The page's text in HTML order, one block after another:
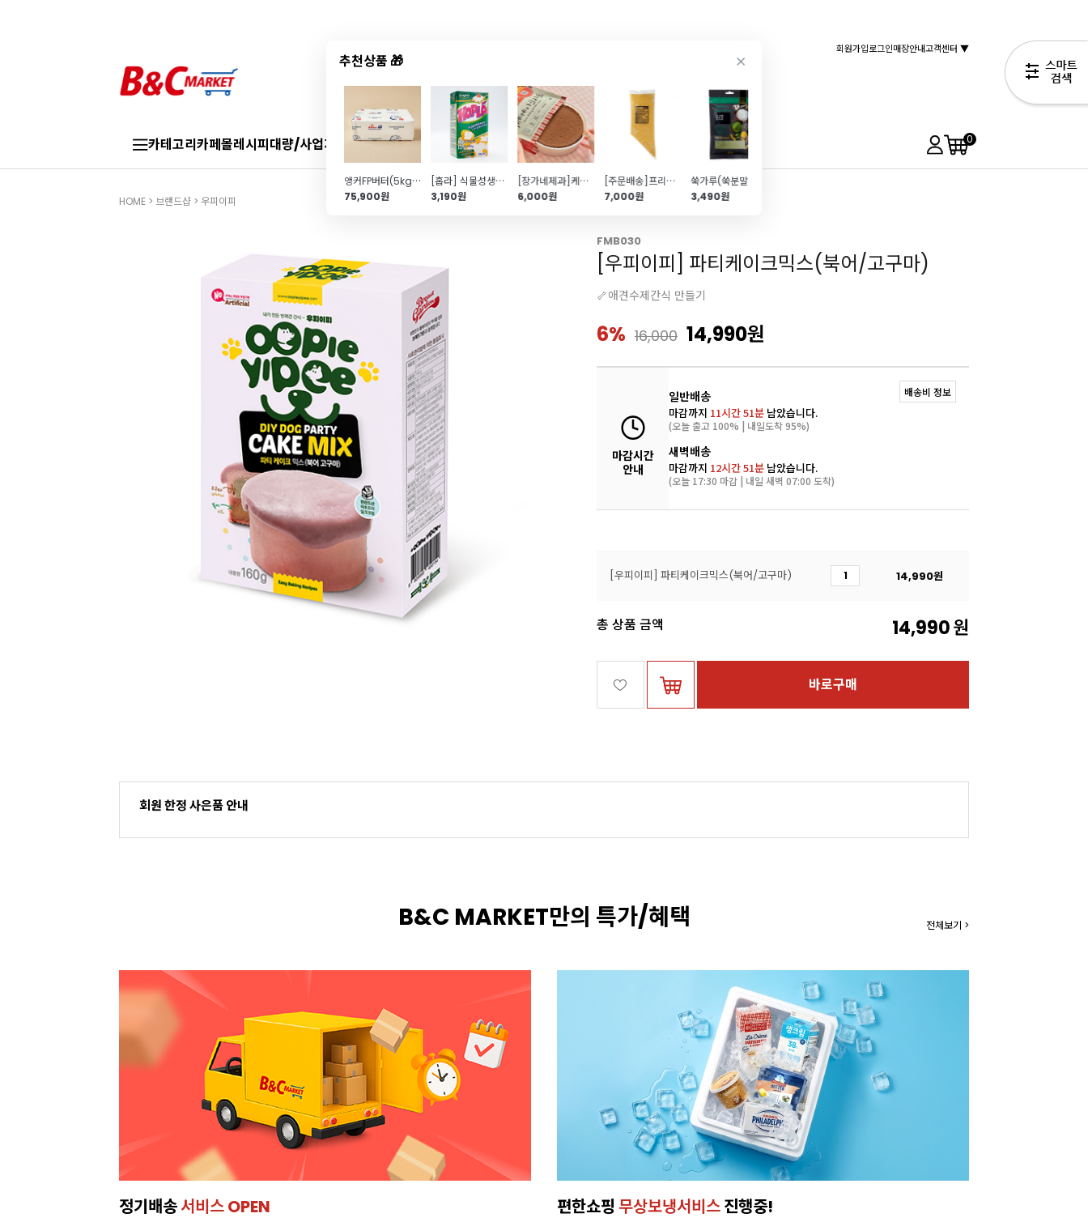
추천상품 🎁
앵커FP버터(5kg\/벌크\/무염)
75,900원
[홉라] 식물성생크림(500ml)
3,190원
[장가네제과]케이크시트(초코\/3호)
6,000원
[주문배송]프리미엄망고필링(1kg\/냉동)
7,000원
3,490원
회원가입로그인매장안내고객센터 ▼
카테고리카페몰레시피대량/사업자 브랜드샵신상품 TOP50특가/혜택 0
HOME > 브랜드샵 > 우피이피
FMB030
[우피이피] 파티케이크믹스(북어/고구마)
🦴애견수제간식 만들기
6% 16,000 14,990원
마감시간
안내
일반배송
마감까지 11시간 51분 남았습니다.
(오늘 출고 100% | 내일도착 95%)
새벽배송
마감까지 12시간 51분 남았습니다.
(오늘 17:30 마감 | 내일 새벽 07:00 도착)
배송비 정보
[우피이피] 파티케이크믹스(북어/고구마) 14,990원
총 상품 금액 14,990원
바로구매
회원 한정 사은품 안내
B&C MARKET만의 특가/혜택 전체보기 >
정기배송서비스 OPEN 편한쇼핑 무상보냉서비스진행중!